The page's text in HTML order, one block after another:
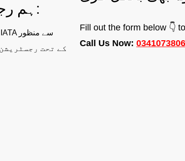
ہم رجسٹرڈ اور لائسنس یافتہ ہیں ساتھ:
Fill out the form below 👇
Call Us Now: